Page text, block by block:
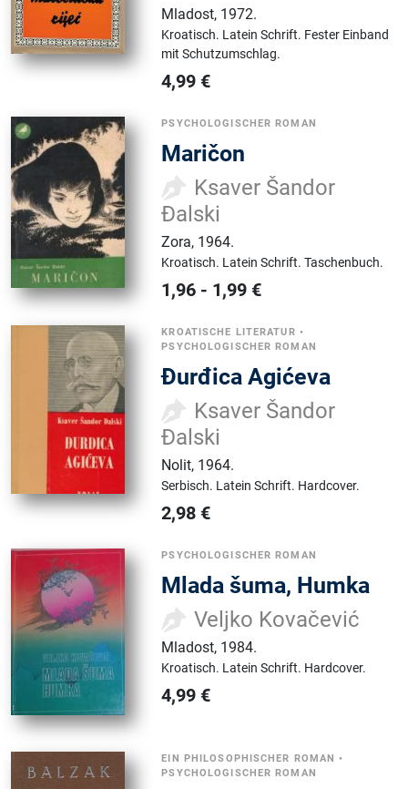
Mladost, 1972.
Kroatisch. Latein Schrift. Fester Einband
mit Schutzumschlag.
4,99 €
PSYCHOLOGISCHER ROMAN
Maričon
Ksaver Šandor
Đalski
Zora, 1964.
Kroatisch. Latein Schrift.Taschenbuch.
1,96 - 1,99 €
KROATISCHE LITERATUR •
PSYCHOLOGISCHER ROMAN
Đurđica Agićeva
Ksaver Šandor
Đalski
Nolit, 1964.
Serbisch. Latein Schrift. Hardcover.
2,98 €
PSYCHOLOGISCHER ROMAN
Mlada šuma, Humka
Veljko Kovačević
Mladost, 1984.
Kroatisch. Latein Schrift. Hardcover.
4,99 €
EIN PHILOSOPHISCHER ROMAN •
PSYCHOLOGISCHER ROMAN